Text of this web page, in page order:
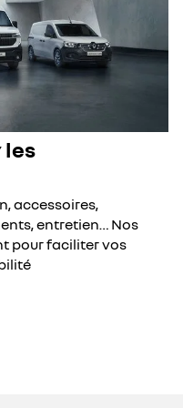
les
accessoires,
entretien… Nos
pour faciliter vos